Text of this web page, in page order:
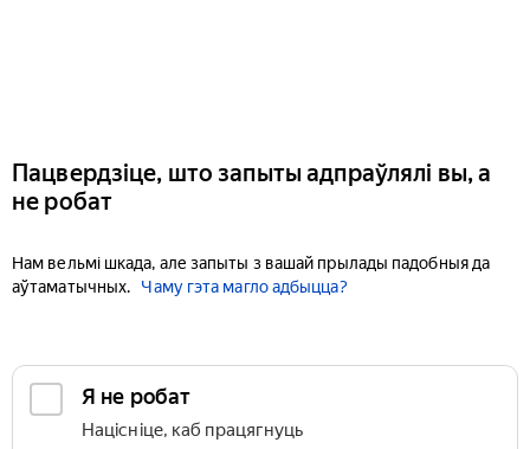
Пацвердзіце, што запыты адпраўлялі вы, а
не робат
Нам вельмі шкада, але запыты з вашай прылады падобныя да
аўтаматычных.
Чаму гэта магло адбыцца?
Я не робат
Націсніце, каб працягнуць